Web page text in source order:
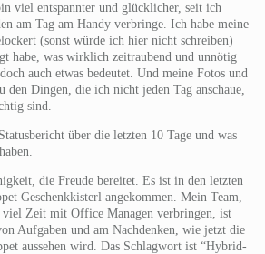
viel entspannter und glücklicher, seit ich
am Tag am Handy verbringe. Ich habe meine
(sonst würde ich hier nicht schreiben)
habe, was wirklich zeitraubend und unnötig
auch etwas bedeutet. Und meine Fotos und
den Dingen, die ich nicht jeden Tag anschaue,
sind.
über die letzten 10 Tage und was
die Freude bereitet. Es ist in den letzten
Geschenkkisterl angekommen. Mein Team,
Zeit mit Office Managen verbringen, ist
Aufgaben und am Nachdenken, wie jetzt die
aussehen wird. Das Schlagwort ist “Hybrid-